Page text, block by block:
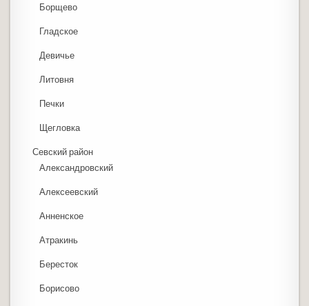
Борщево
Гладское
Девичье
Литовня
Печки
Щегловка
Севский район
Александровский
Алексеевский
Анненское
Атракинь
Бересток
Борисово